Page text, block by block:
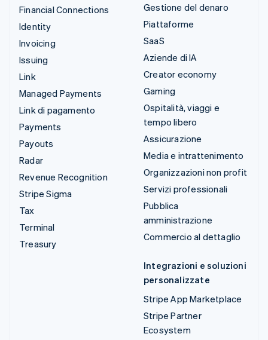
Financial Connections
Identity
Invoicing
Issuing
Link
Managed Payments
Link di pagamento
Payments
Payouts
Radar
Revenue Recognition
Stripe Sigma
Tax
Terminal
Treasury
Gestione del denaro
Piattaforme
SaaS
Aziende di IA
Creator economy
Gaming
Ospitalità, viaggi e
tempo libero
Assicurazione
Media e intrattenimento
Organizzazioni non profit
Servizi professionali
Pubblica
amministrazione
Commercio al dettaglio
Integrazioni e soluzioni
personalizzate
Stripe App Marketplace
Stripe Partner
Ecosystem